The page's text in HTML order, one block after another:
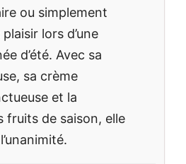
ou simplement
lors d’une
d’été. Avec sa
sa crème
et la
fruits de saison, elle